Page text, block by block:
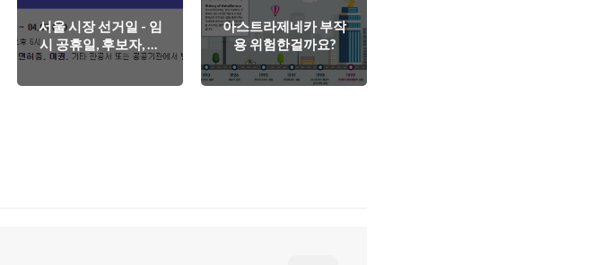
서울 시장 선거일 - 임
시 공휴일, 후보자, 사
전투표소 정보입니다
아스트라제네카 부작
용 위험한걸까요?